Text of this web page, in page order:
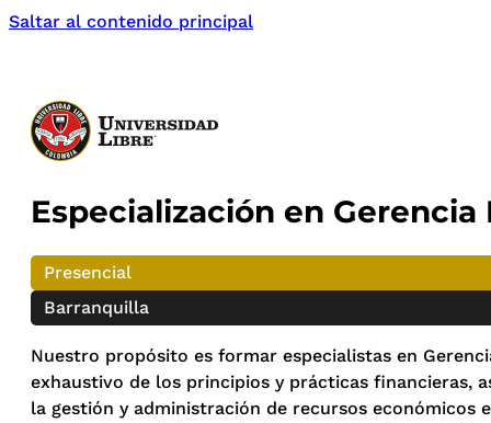
Saltar al contenido principal
Especialización en Gerencia
Presencial
Barranquilla
Nuestro propósito es formar especialistas en
exhaustivo de los principios y prácticas financieras,
la gestión y administración de recursos económicos